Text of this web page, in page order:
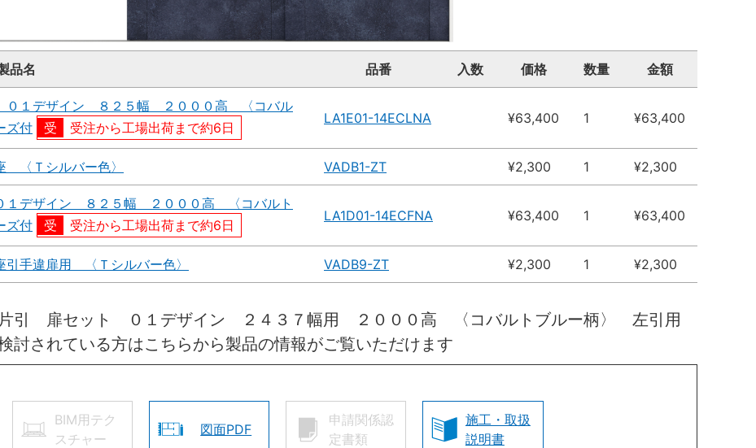
品名 品番 入数 価格 数量 金額
１デザイン ８２５幅 ２０００高 〈コバル
ズ付
受注から工場出荷まで約6日
LA1E01-14ECLNA ¥63,400 1 ¥63,400
Ｔシルバー色〉 VADB1-ZT ¥2,300 1 ¥2,300
デザイン ８２５幅 ２０００高 〈コバルト
ズ付
受注から工場出荷まで約6日
LA1D01-14ECFNA ¥63,400 1 ¥63,400
手違扉用 〈Ｔシルバー色〉 VADB9-ZT ¥2,300 1 ¥2,300
引 扉セット ０１デザイン ２４３７幅用 ２０００高 〈コバルトブルー柄〉 左引用
されている方はこちらから製品の情報がご覧いただけます
BIM用テク
スチャー
図面PDF
申請関係認
定書類
施工・取扱
説明書